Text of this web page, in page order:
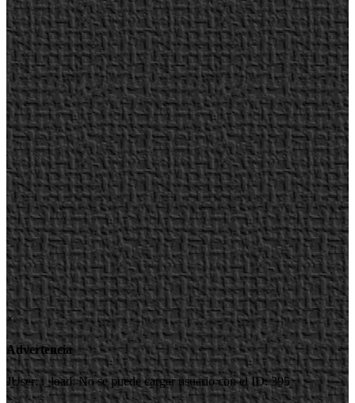
×
Advertencia
JUser: :_load: No se puede cargar usuario con el ID: 395